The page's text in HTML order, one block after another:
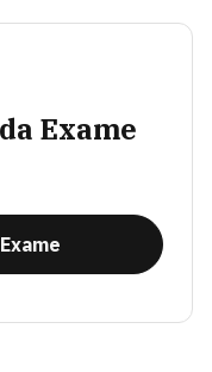
Exame